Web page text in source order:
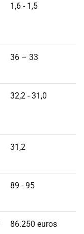
1,6 - 1,5
36 – 33
32,2 - 31,0
31,2
89 - 95
86.250 euros